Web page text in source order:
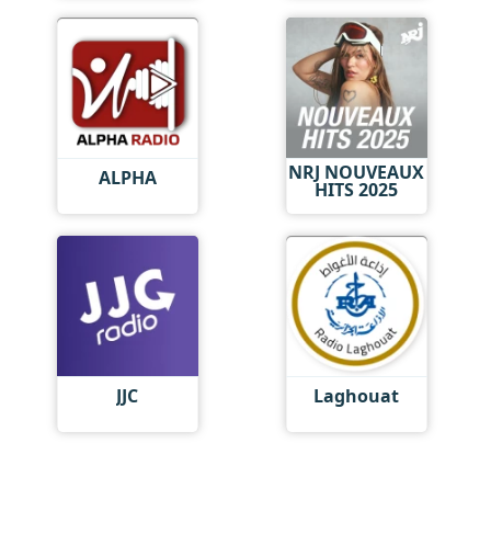
ALPHA NRJ NOUVEAUX
HITS 2025
JJC Laghouat